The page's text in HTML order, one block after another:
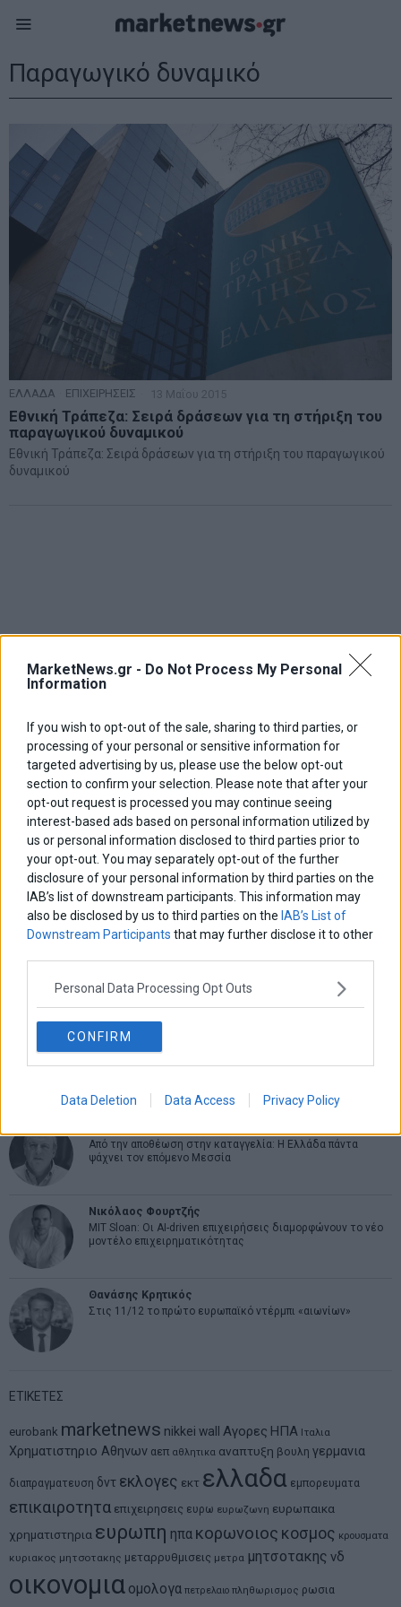
MarketNews.gr - Do Not Process My Personal
Information
If you wish to opt-out of the sale, sharing to third parties, or
processing of your personal or sensitive information for
targeted advertising by us, please use the below opt-out
section to confirm your selection. Please note that after your
opt-out request is processed you may continue seeing
interest-based ads based on personal information utilized by
us or personal information disclosed to third parties prior to
your opt-out. You may separately opt-out of the further
disclosure of your personal information by third parties on the
IAB’s list of downstream participants. This information may
also be disclosed by us to third parties on the IAB’s List of
Downstream Participants that may further disclose it to other
Personal Data Processing Opt Outs
CONFIRM
Data Deletion Data Access Privacy Policy
Παραγωγικό δυναμικό
ΕΛΛΑΔΑ ΕΠΙΧΕΙΡΗΣΕΙΣ 13 Μαΐου 2015
Εθνική Τράπεζα: Σειρά δράσεων για τη στήριξη του
παραγωγικού δυναμικού
Εθνική Τράπεζα: Σειρά δράσεων για τη στήριξη του παραγωγικού
δυναμικού
ΑΡΘΡΟΓΡΑΦΟΙ
Ελευθερία Κούρταλη
Οι «τιμωροί» των ομολόγων επέστρεψαν
Εύη Φραγκάκη
Σταματίνα Σταματάκου
Από την αποθέωση στην καταγγελία: Η Ελλάδα πάντα
ψάχνει τον επόμενο Μεσσία
Νικόλαος Φουρτζής
MIT Sloan: Οι AI-driven επιχειρήσεις διαμορφώνουν το νέο
μοντέλο επιχειρηματικότητας
Θανάσης Κρητικός
Στις 11/12 το πρώτο ευρωπαϊκό ντέρμπι «αιωνίων»
ΕΤΙΚΕΤΕΣ
eurobank marketnews nikkei wall Αγορες ΗΠΑ Ιταλια
Χρηματιστηριο Αθηνων αεπ αθλητικα αναπτυξη βουλη γερμανια
διαπραγματευση δντ εκλογες εκτ ελλαδα εμπορευματα
επικαιροτητα επιχειρησεις ευρω ευρωζωνη ευρωπαικα
χρηματιστηρια ευρωπη ηπα κορωνοιος κοσμος κρουσματα
κυριακος μητσοτακης μεταρρυθμισεις μετρα μητσοτακης νδ
οικονομια ομολογα πετρελαιο πληθωρισμος ρωσια